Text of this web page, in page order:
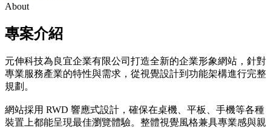
About
專案介紹
元伸科技為良宜企業有限公司打造全新的企業形象網站，針對
專業服務產業的特性與需求，從視覺設計到功能架構進行完整
規劃。
網站採用 RWD 響應式設計，確保在桌機、平板、手機等各種
裝置上都能呈現最佳瀏覽體驗。整體視覺風格兼具專業感與親